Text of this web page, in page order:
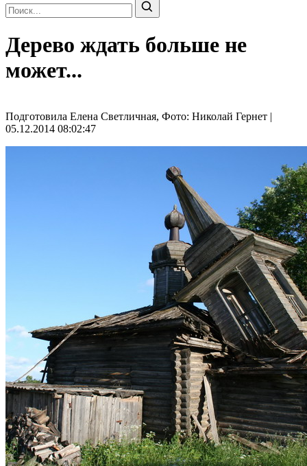
Дерево ждать больше не
может...
Подготовила Елена Светличная, Фото: Николай Гернет |
05.12.2014 08:02:47